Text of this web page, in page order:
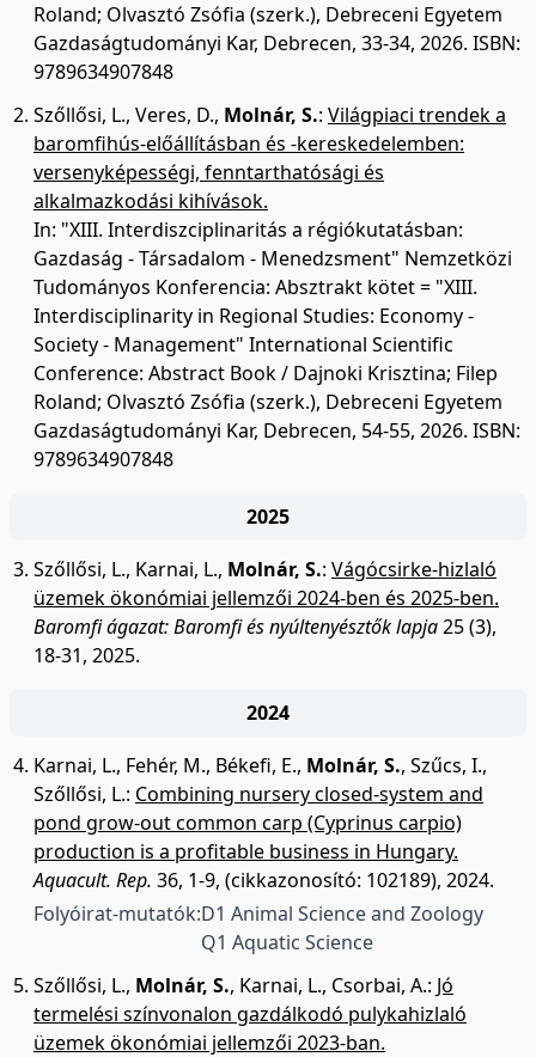
Roland; Olvasztó Zsófia (szerk.), Debreceni Egyetem
Gazdaságtudományi Kar, Debrecen, 33-34, 2026. ISBN:
9789634907848
Szőllősi, L., Veres, D., Molnár, S.: Világpiaci trendek a
baromfihús-előállításban és -kereskedelemben:
versenyképességi, fenntarthatósági és
alkalmazkodási kihívások.
In: "XIII. Interdiszciplinaritás a régiókutatásban:
Gazdaság - Társadalom - Menedzsment" Nemzetközi
Tudományos Konferencia: Absztrakt kötet = "XIII.
Interdisciplinarity in Regional Studies: Economy -
Society - Management" International Scientific
Conference: Abstract Book / Dajnoki Krisztina; Filep
Roland; Olvasztó Zsófia (szerk.), Debreceni Egyetem
Gazdaságtudományi Kar, Debrecen, 54-55, 2026. ISBN:
9789634907848
2025
Szőllősi, L., Karnai, L., Molnár, S.: Vágócsirke-hizlaló
üzemek ökonómiai jellemzői 2024-ben és 2025-ben.
Baromfi ágazat: Baromfi és nyúltenyésztők lapja25 (3),
18-31, 2025.
2024
Karnai, L., Fehér, M., Békefi, E., Molnár, S., Szűcs, I.,
Szőllősi, L.: Combining nursery closed-system and
pond grow-out common carp (Cyprinus carpio)
production is a profitable business in Hungary.
Aquacult. Rep. 36, 1-9, (cikkazonosító: 102189), 2024.
Folyóirat-mutatók:D1 Animal Science and Zoology
Q1 Aquatic Science
Szőllősi, L., Molnár, S., Karnai, L., Csorbai, A.: Jó
termelési színvonalon gazdálkodó pulykahizlaló
üzemek ökonómiai jellemzői 2023-ban.